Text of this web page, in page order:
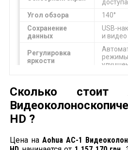
доступа
Угол обзора
140°
Сохранение
данных
USB-
и видео
Регулировка
яркости
Режимы работы
умный
Автоматическое
Монитор
Сколько стоит
HD ?
Цена на Aohua AC-1